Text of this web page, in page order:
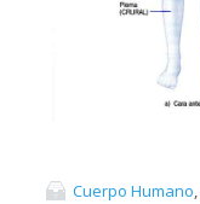
Cuerpo Humano,